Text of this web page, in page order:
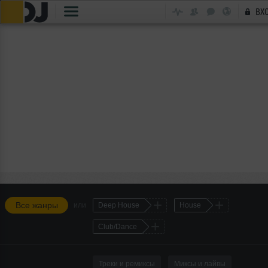
Все жанры Deep House House
Club/Dance
Треки и ремиксы Миксы и лайвы